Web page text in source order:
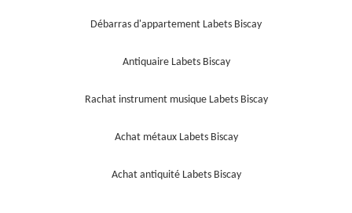
Débarras d'appartement Labets Biscay
Antiquaire Labets Biscay
Rachat instrument musique Labets Biscay
Achat métaux Labets Biscay
Achat antiquité Labets Biscay